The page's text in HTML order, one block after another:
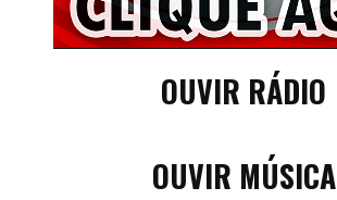
OUVIR RÁDIO
OUVIR MÚSICA